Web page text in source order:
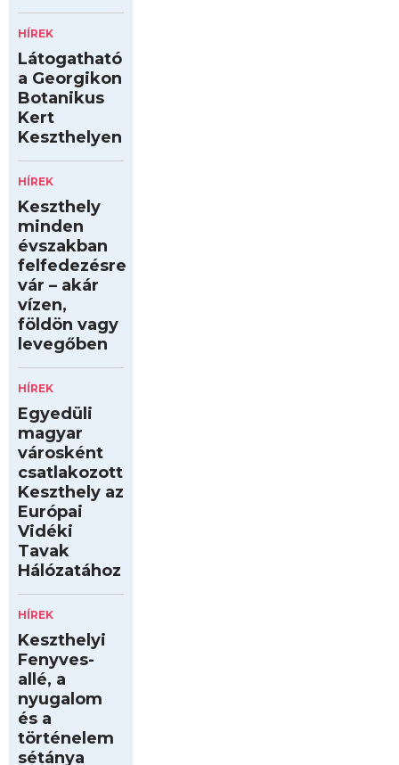
HÍREK
Látogatható
a Georgikon
Botanikus
Kert
Keszthelyen
HÍREK
Keszthely
minden
évszakban
felfedezésre
vár – akár
vízen,
földön vagy
levegőben
HÍREK
Egyedüli
magyar
városként
csatlakozott
Keszthely az
Európai
Vidéki
Tavak
Hálózatához
HÍREK
Keszthelyi
Fenyves-
allé, a
nyugalom
és a
történelem
sétánya